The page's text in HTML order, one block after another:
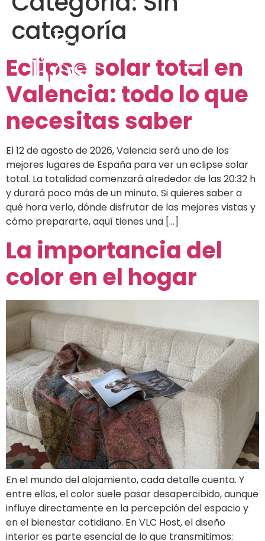
categoría
Eclipse solar total en
Valencia: todo lo que
necesitas saber
El 12 de agosto de 2026, Valencia será uno de los
mejores lugares de España para ver un eclipse solar
total. La totalidad comenzará alrededor de las 20:32 h
y durará poco más de un minuto. Si quieres saber a
qué hora verlo, dónde disfrutar de las mejores vistas y
cómo prepararte, aquí tienes una […]
La importancia del
color en el hogar
En el mundo del alojamiento, cada detalle cuenta. Y
entre ellos, el color suele pasar desapercibido, aunque
influye directamente en la percepción del espacio y
en el bienestar cotidiano. En VLC Host, el diseño
interior es parte esencial de lo que transmitimos: